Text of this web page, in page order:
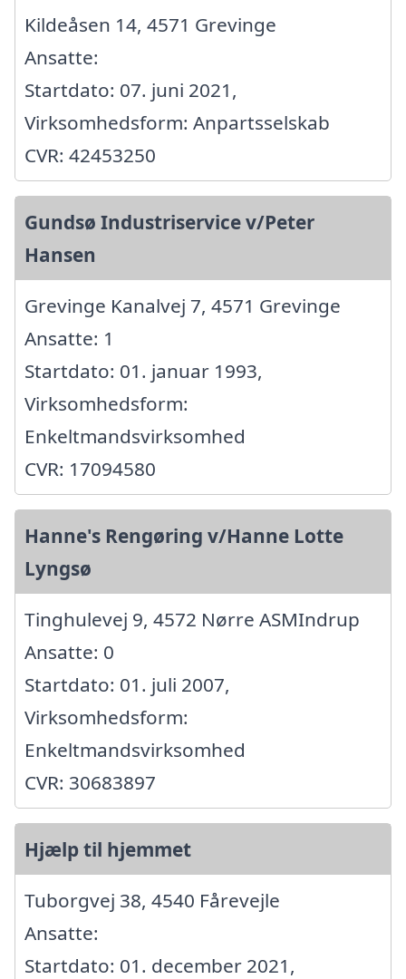
Kildeåsen 14, 4571 Grevinge
Ansatte:
Startdato: 07. juni 2021,
Virksomhedsform: Anpartsselskab
CVR: 42453250
Gundsø Industriservice v/Peter
Hansen
Grevinge Kanalvej 7, 4571 Grevinge
Ansatte: 1
Startdato: 01. januar 1993,
Virksomhedsform:
Enkeltmandsvirksomhed
CVR: 17094580
Hanne's Rengøring v/Hanne Lotte
Lyngsø
Tinghulevej 9, 4572 Nørre ASMIndrup
Ansatte: 0
Startdato: 01. juli 2007,
Virksomhedsform:
Enkeltmandsvirksomhed
CVR: 30683897
Hjælp til hjemmet
Tuborgvej 38, 4540 Fårevejle
Ansatte:
Startdato: 01. december 2021,